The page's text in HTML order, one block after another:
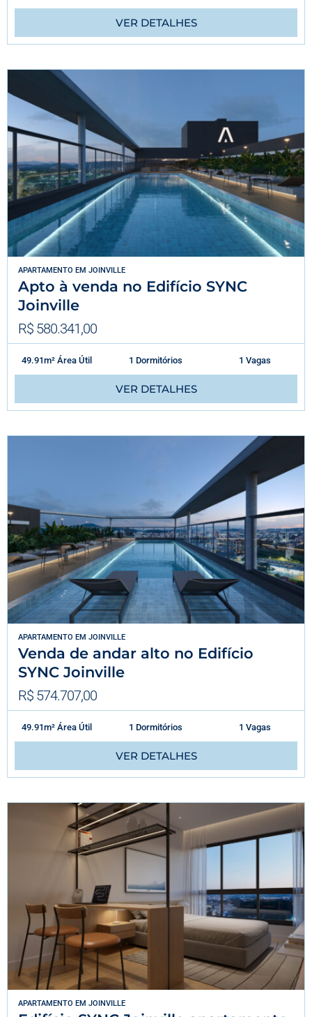
VER DETALHES
APARTAMENTO EM JOINVILLE
Apto à venda no Edifício SYNC
Joinville
R$ 580.341,00
49.91m² Área Útil 1 Dormitórios 1 Vagas
VER DETALHES
APARTAMENTO EM JOINVILLE
Venda de andar alto no Edifício
SYNC Joinville
R$ 574.707,00
49.91m² Área Útil 1 Dormitórios 1 Vagas
VER DETALHES
APARTAMENTO EM JOINVILLE